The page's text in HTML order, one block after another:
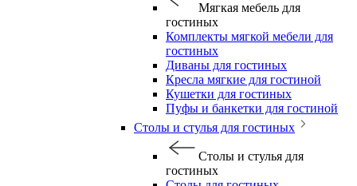
Мягкая мебель для
гостиных
Комплекты мягкой мебели для
гостиных
Диваны для гостиных
Кресла мягкие для гостиной
Кушетки для гостиных
Пуфы и банкетки для гостиной
Столы и стулья для гостиных
Столы и стулья для
гостиных